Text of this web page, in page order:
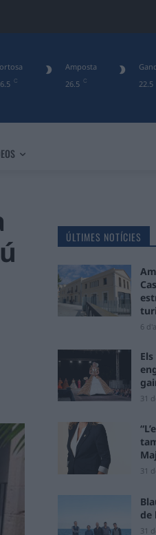
C
26.5 C
Amposta
22.5
ÚLTIMES NOTÍCIES
6
31
31
de
31